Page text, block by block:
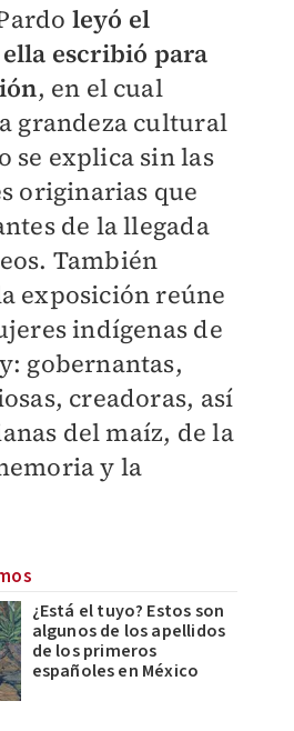
leyó el
escribió para
, en el cual
grandeza cultural
se explica sin las
originarias que
de la llegada
También
exposición reúne
indígenas de
gobernantas,
creadoras, así
del maíz, de la
y la
¿Está el tuyo? Estos son
algunos de los apellidos
de los primeros
españoles en México